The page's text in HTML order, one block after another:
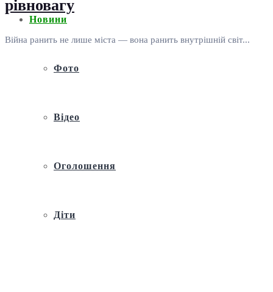
Новини
Фото
Відео
Оголошення
Діти
рівновагу
Війна ранить не лише міста — вона ранить внутрішній світ...